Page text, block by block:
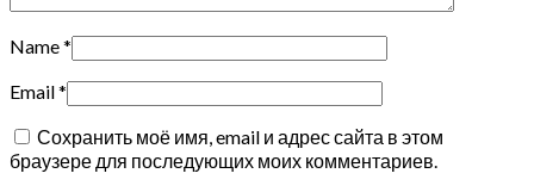
Name*
Email*
Сохранить моё имя, email и адрес сайта в этом
браузере для последующих моих комментариев.